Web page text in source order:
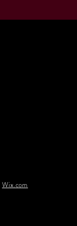
Wix.com